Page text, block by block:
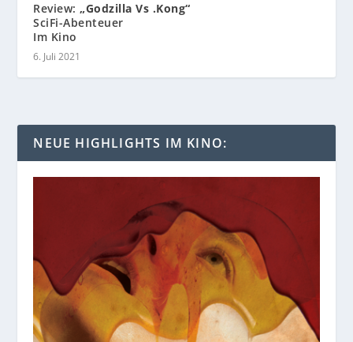
Review:„Godzilla Vs .Kong“
SciFi-Abenteuer
Im Kino
6. Juli 2021
NEUE HIGHLIGHTS IM KINO: